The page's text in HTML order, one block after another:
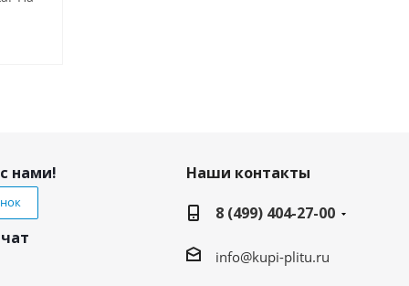
нами!
Наши контакты
8 (499) 404-27-00
info@kupi-plitu.ru